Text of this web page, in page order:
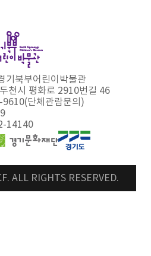
기북부어린이박물관
천시 평화로 2910번길 46
단체관람문의)
14140
ALL RIGHTS RESERVED.